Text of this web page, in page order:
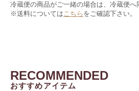
冷蔵便の商品がご一緒の場合は、冷蔵便へ
※送料についてはこちら をご確認下さい。
RECOMMENDED
おすすめアイテム